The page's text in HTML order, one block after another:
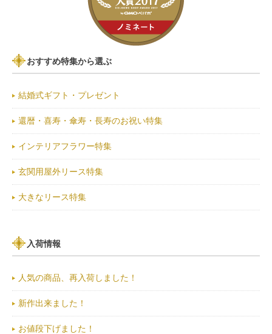
おすすめ特集から選ぶ
結婚式ギフト・プレゼント
還暦・喜寿・傘寿・長寿のお祝い特集
インテリアフラワー特集
玄関用屋外リース特集
大きなリース特集
入荷情報
人気の商品、再入荷しました！
新作出来ました！
お値段下げました！